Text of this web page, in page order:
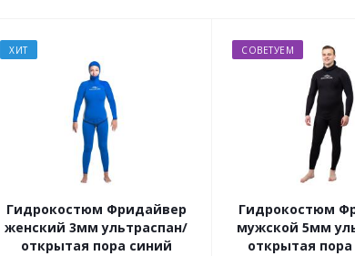
ХИТ
Гидрокостюм Фридайвер
женский 3мм ультраспан/
открытая пора синий
СОВЕТУЕМ
Гидрокостюм
мужской 5мм
открытая